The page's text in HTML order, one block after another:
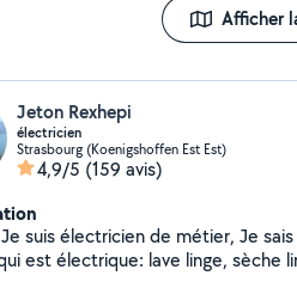
Afficher
Jeton Rexhepi
électricien
Strasbourg (Koenigshoffen Est Est)
4,9/5 (159 avis)
électricien de métier, Je sais réparer
est électrique: lave linge, sèche